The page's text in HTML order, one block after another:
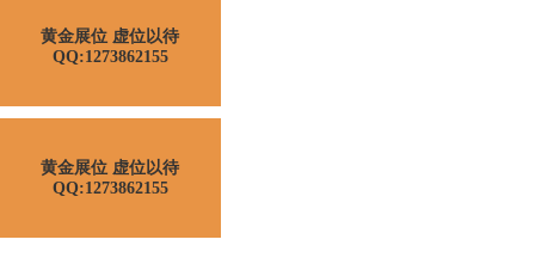
黄金展位 虚位以待
QQ:1273862155
黄金展位 虚位以待
QQ:1273862155